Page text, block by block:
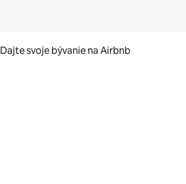
Dajte svoje bývanie na Airbnb